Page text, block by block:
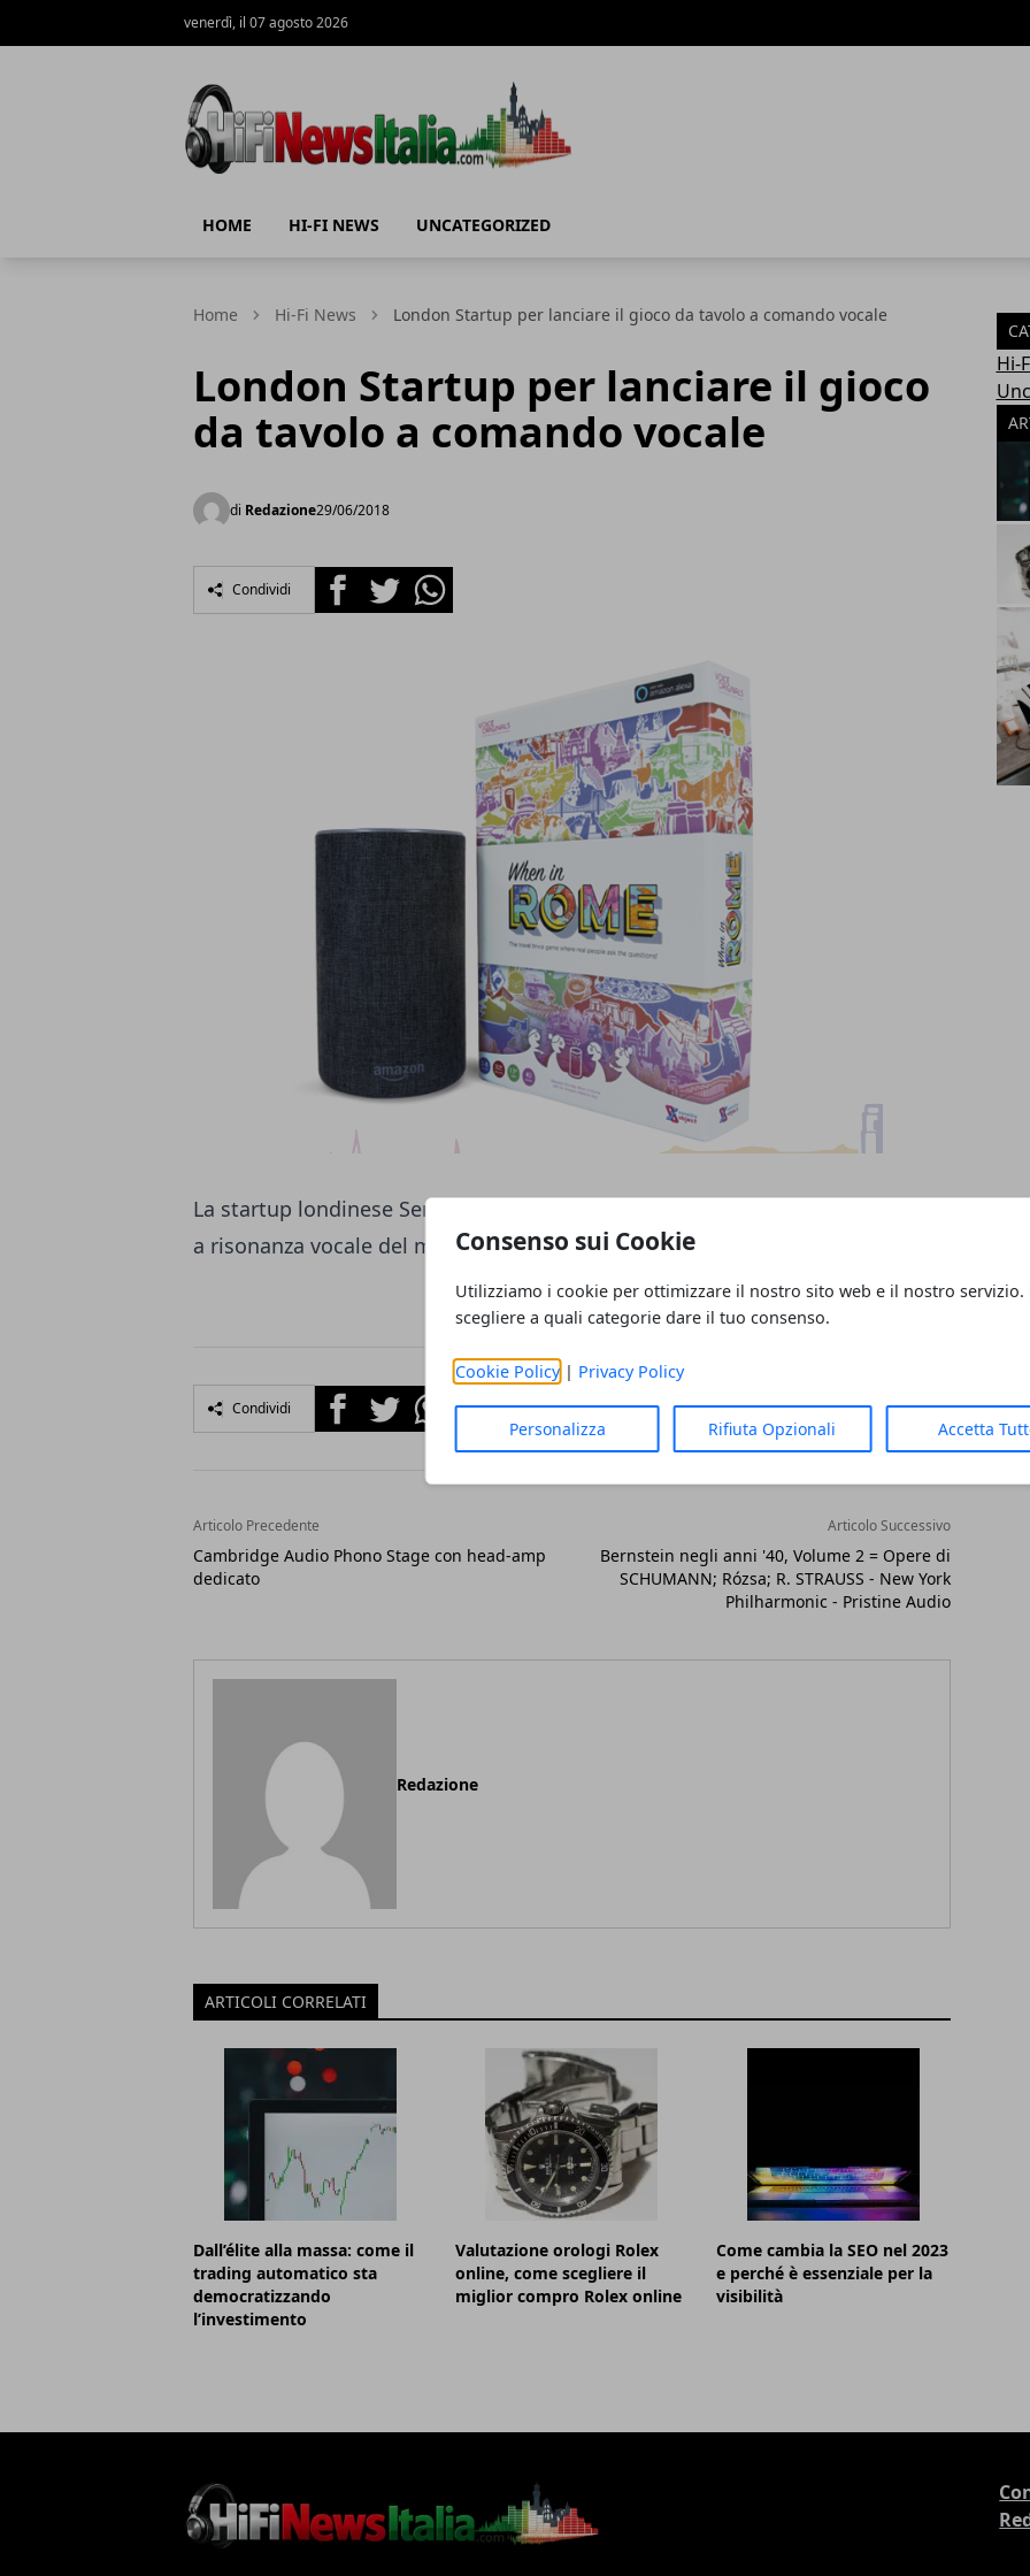
Consenso sui Cookie
Utilizziamo i cookie per ottimizzare il nostro sito web e il nostro servizio.
scegliere a quali categorie dare il tuo consenso.
Cookie Policy| Privacy Policy
Personalizza Rifiuta Opzionali Accetta
venerdì, il 07 agosto 2026
HOME HI-FI NEWS UNCATEGORIZED
Home Hi-Fi News London Startup per lanciare il gioco da tavolo a comando vocale
London Startup per lanciare il gioco
da tavolo a comando vocale
di Redazione29/06/2018
Condividi FacebookTwitterWhatsapp
La startup londinese Sensible Object ha annunciato il primo gioco da tavolo
a risonanza vocale del mondo.
Condividi FacebookTwitterWhatsapp
Articolo Precedente
Cambridge Audio Phono Stage con head-amp
dedicato
Articolo Successivo
Bernstein negli anni '40, Volume 2 = Opere di
SCHUMANN; Rózsa; R. STRAUSS - New York
Philharmonic - Pristine Audio
Redazione
ARTICOLI CORRELATI
Dall’élite alla massa: come il
trading automatico sta
democratizzando
l’investimento
Valutazione orologi Rolex
online, come scegliere il
miglior compro Rolex online
Come cambia la SEO nel 2023
e perché è essenziale per la
visibilità
Hi-